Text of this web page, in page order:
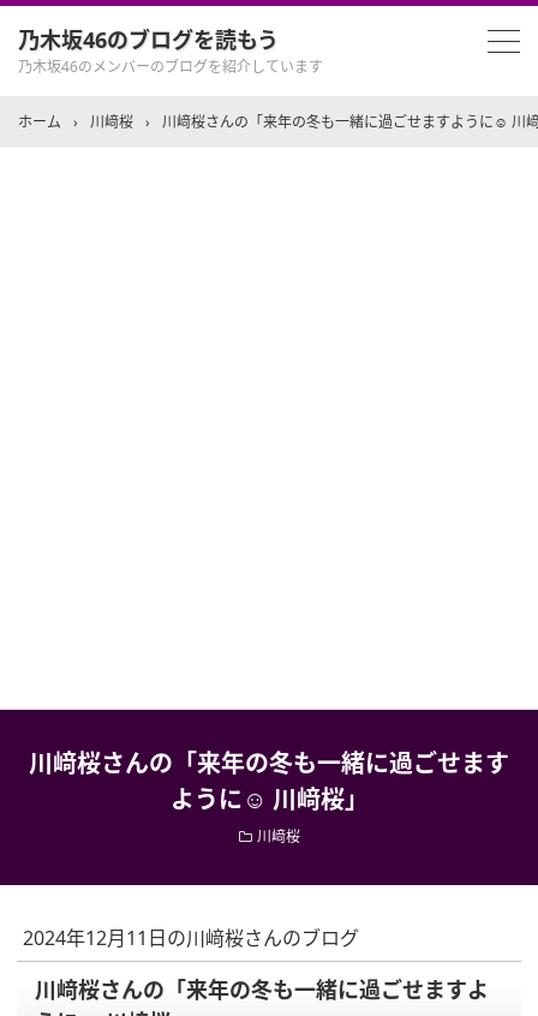
乃木坂46のブログを読もう
乃木坂46のメンバーのブログを紹介しています
ホーム › 川﨑桜 › 川﨑桜さんの「来年の冬も一緒に過ごせますように☺︎ 川
川﨑桜さんの「来年の冬も一緒に過ごせます
ように☺︎ 川﨑桜」
川﨑桜
2024年12月11日の川﨑桜さんのブログ
川﨑桜さんの「来年の冬も一緒に過ごせますよ